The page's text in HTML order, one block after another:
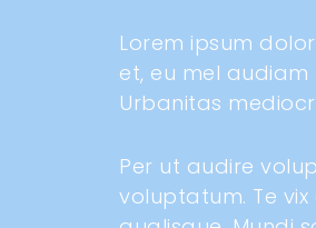
Lorem ipsum
et, eu mel audiam
Urbanitas
Per ut audire
voluptatum. Te